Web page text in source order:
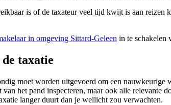
is of de taxateur veel tijd kwijt is aan reizen
in omgeving Sittard-Geleen in te schakelen
taxatie
moet worden uitgevoerd om een nauwkeurige
het pand inspecteren, maar ook alle relevante
langer duurt dan je wellicht zou verwachten.